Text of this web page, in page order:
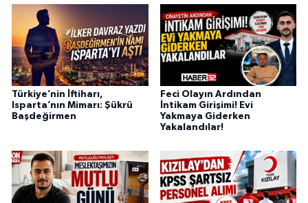
Türkiye’nin İftiharı,
Isparta’nın Mimarı: Şükrü
Başdeğirmen
Feci Olayın Ardından
İntikam Girişimi! Evi
Yakmaya Giderken
Yakalandılar!